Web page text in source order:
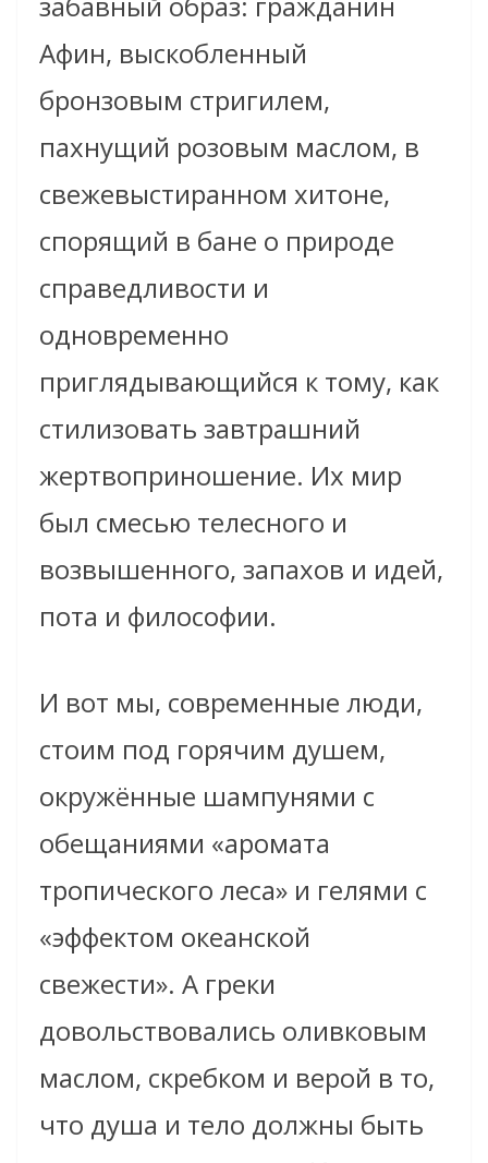
Афин, выскобленный
бронзовым стригилем,
пахнущий розовым маслом, в
свежевыстиранном хитоне,
спорящий в бане о природе
справедливости и
одновременно
приглядывающийся к тому, как
стилизовать завтрашний
жертвоприношение. Их мир
был смесью телесного и
возвышенного, запахов и идей,
пота и философии.
И вот мы, современные люди,
стоим под горячим душем,
окружённые шампунями с
обещаниями «аромата
тропического леса» и гелями с
«эффектом океанской
свежести». А греки
довольствовались оливковым
маслом, скребком и верой в то,
что душа и тело должны быть